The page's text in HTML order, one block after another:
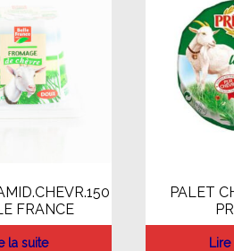
FRANCE
la suite
PALET